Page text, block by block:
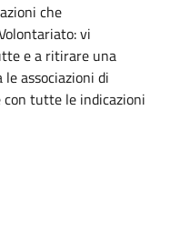
che
vi
e a ritirare una
le associazioni di
tutte le indicazioni